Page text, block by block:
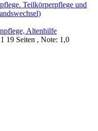
Teilkörperpflege und
Altenhilfe
19 Seiten , Note: 1,0